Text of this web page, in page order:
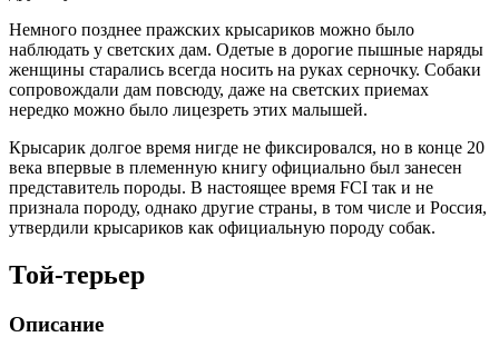
Немного позднее пражских крысариков можно было
наблюдать у светских дам. Одетые в дорогие пышные наряды
женщины старались всегда носить на руках серночку. Собаки
сопровождали дам повсюду, даже на светских приемах
нередко можно было лицезреть этих малышей.
Крысарик долгое время нигде не фиксировался, но в конце 20
века впервые в племенную книгу официально был занесен
представитель породы. В настоящее время FCI так и не
признала породу, однако другие страны, в том числе и Россия,
утвердили крысариков как официальную породу собак.
Той-терьер
Описание